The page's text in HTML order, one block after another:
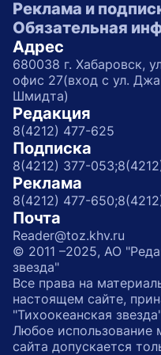
Реклама и
Обязательная
Адрес
680038 г. Хабаровск,
офис 27(вход с ул.
Шмидта)
Редакция
8(4212) 477-625
Подписка
8(4212) 377-053;
Реклама
8(4212) 477-650;
Почта
Reader@toz.khv.ru
© 2011 –2025, АО
звезда"
Все права на
настоящем сайте,
"Тихоокеанская
Любое использование
сайта допускается